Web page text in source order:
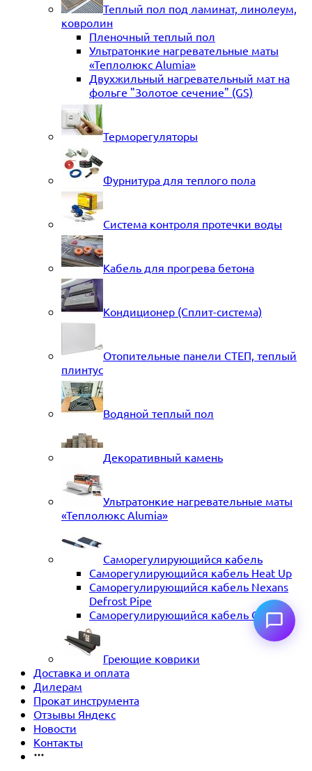
Теплый пол под ламинат, линолеум,
ковролин
Пленочный теплый пол
Ультратонкие нагревательные маты
«Теплолюкс Alumia»
Двухжильный нагревательный мат на
фольге "Золотое сечение" (GS)
Терморегуляторы
Фурнитура для теплого пола
Система контроля протечки воды
Кабель для прогрева бетона
Кондиционер (Сплит-система)
Отопительные панели СТЕП, теплый
плинтус
Водяной теплый пол
Декоративный камень
Ультратонкие нагревательные маты
«Теплолюкс Alumia»
Саморегулирующийся кабель
Саморегулирующийся кабель Heat Up
Саморегулирующийся кабель Nexans
Defrost Pipe
Саморегулирующийся кабель ССТ
Греющие коврики
Доставка и оплата
Дилерам
Прокат инструмента
Отзывы Яндекс
Новости
Контакты